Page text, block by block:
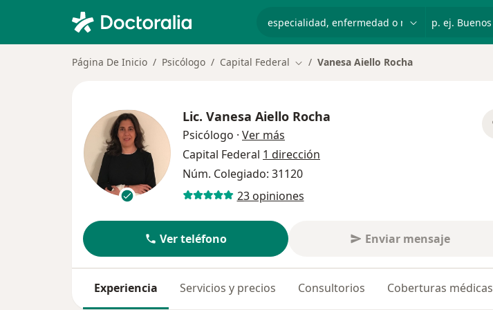
Página De Inicio Psicólogo Capital Federal Cambiar de ciudad
Vanesa Aiello Rocha
Lic. Vanesa Aiello Rocha
Psicólogo · Ver más
Capital Federal 1 dirección
Núm. Colegiado: 31120
23 opiniones
Ver teléfono Enviar mensaje
Experiencia Servicios y precios Consultorios Coberturas médicas